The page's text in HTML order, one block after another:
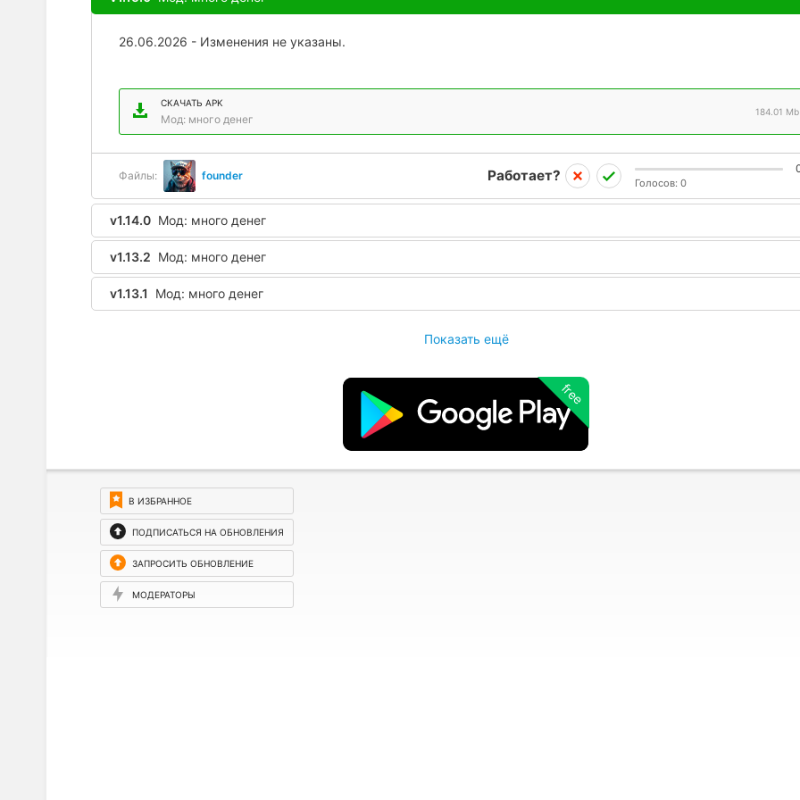
26.06.2026 - Изменения не указаны.
СКАЧАТЬ APK
Мод: много денег
184.01 Mb
Файлы: founder Работает? Голосов: 0
v1.14.0 Мод: много денег
v1.13.2 Мод: много денег
v1.13.1 Мод: много денег
Показать ещё
free
В ИЗБРАННОЕ
ПОДПИСАТЬСЯ НА ОБНОВЛЕНИЯ
ЗАПРОСИТЬ ОБНОВЛЕНИЕ
МОДЕРАТОРЫ